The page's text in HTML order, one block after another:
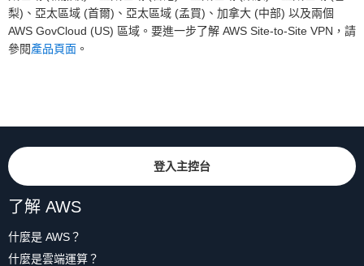
梨)、亞太區域 (首爾)、亞太區域 (孟買)、加拿大 (中部) 以及兩個
AWS GovCloud (US) 區域。要進一步了解 AWS Site-to-Site VPN，請
參閱產品頁面 。
登入主控台
了解 AWS
什麼是 AWS？
什麼是雲端運算？